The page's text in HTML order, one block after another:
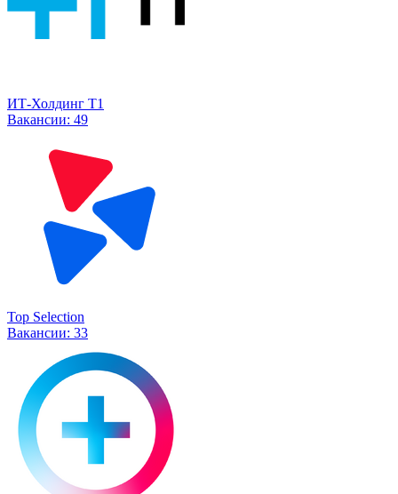
ИТ-Холдинг Т1
Вакансии: 49
Top Selection
Вакансии: 33